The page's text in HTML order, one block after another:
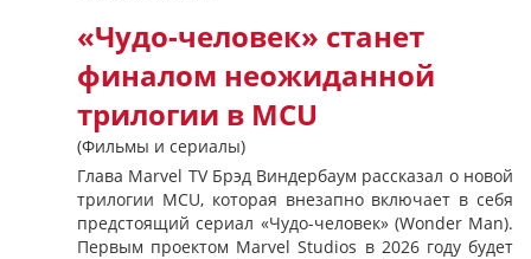
«Чудо-человек» станет
финалом неожиданной
трилогии в MCU
(Фильмы и сериалы)
Глава Marvel TV Брэд Виндербаум рассказал о новой
трилогии MCU, которая внезапно включает в себя
предстоящий сериал «Чудо-человек» (Wonder Man).
Первым проектом Marvel Studios в 2026 году будет